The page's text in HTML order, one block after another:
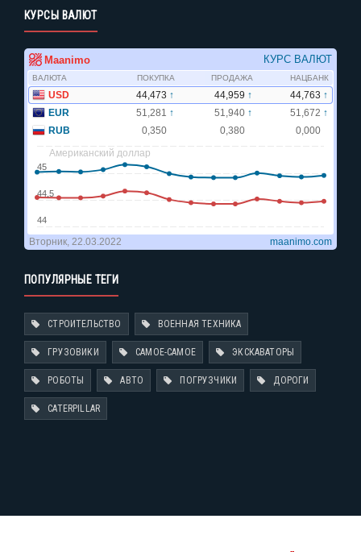
КУРСЫ ВАЛЮТ
ПОПУЛЯРНЫЕ ТЕГИ
СТРОИТЕЛЬСТВО ВОЕННАЯ ТЕХНИКА
ГРУЗОВИКИ САМОЕ-САМОЕ ЭКСКАВАТОРЫ
РОБОТЫ АВТО ПОГРУЗЧИКИ ДОРОГИ
CATERPILLAR